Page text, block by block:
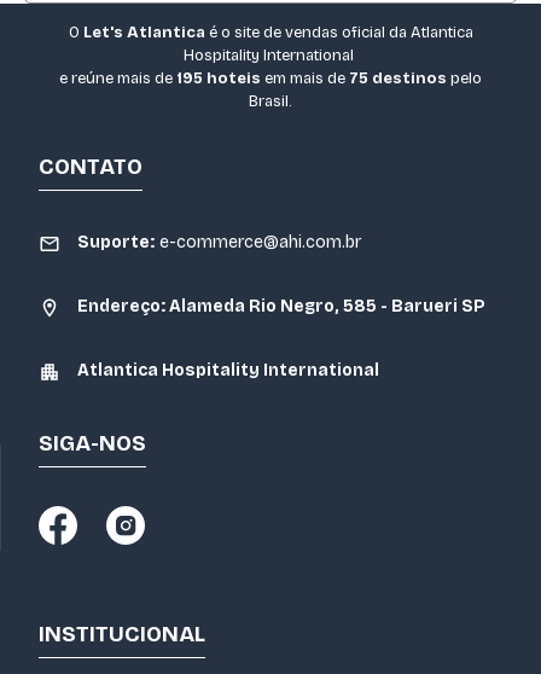
elevadores. Caso necessite de um quarto
específico, é recomendável selecionar uma
Na maioria das unidades de hotel by Atlantica, o
café da manhã é uma cortesia para os
hóspedes, apresentando uma seleção de frutas,
por isso, é importante checar os detalhes da
O Let's Atlantica é o site de vendas oficial da Atlantica
Hospitality International
e reúne mais de 195 hoteis em mais de 75 destinos pelo
Brasil.
CONTATO
Suporte: e-commerce@ahi.com.br
Endereço: Alameda Rio Negro, 585 - Barueri SP
Atlantica Hospitality International
SIGA-NOS
INSTITUCIONAL